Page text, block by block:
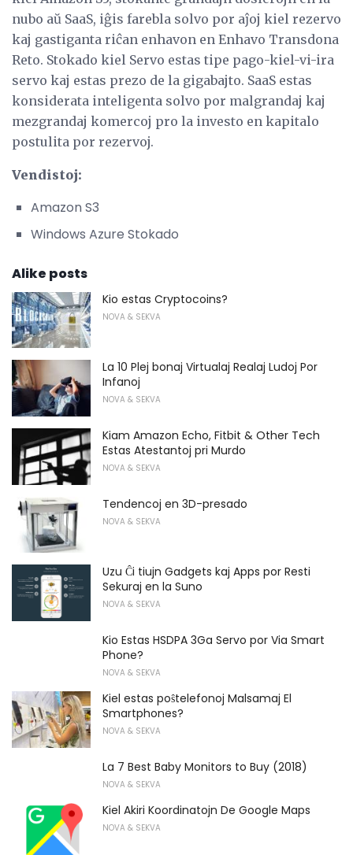
nubo aŭ SaaS, iĝis farebla solvo por aĵoj kiel rezervo
kaj gastiganta riĉan enhavon en Enhavo Transdona
Reto. Stokado kiel Servo estas tipe pago-kiel-vi-ira
servo kaj estas prezo de la gigabajto. SaaS estas
konsiderata inteligenta solvo por malgrandaj kaj
mezgrandaj komercoj pro la investo en kapitalo
postulita por rezervoj.
Vendistoj:
Amazon S3
Windows Azure Stokado
Alike posts
Kio estas Cryptocoins?
NOVA & SEKVA
La 10 Plej bonaj Virtualaj Realaj Ludoj Por
Infanoj
NOVA & SEKVA
Kiam Amazon Echo, Fitbit & Other Tech
Estas Atestantoj pri Murdo
NOVA & SEKVA
Tendencoj en 3D-presado
NOVA & SEKVA
Uzu Ĉi tiujn Gadgets kaj Apps por Resti
Sekuraj en la Suno
NOVA & SEKVA
Kio Estas HSDPA 3Ga Servo por Via Smart
Phone?
NOVA & SEKVA
Kiel estas poŝtelefonoj Malsamaj El
Smartphones?
NOVA & SEKVA
La 7 Best Baby Monitors to Buy (2018)
NOVA & SEKVA
Kiel Akiri Koordinatojn De Google Maps
NOVA & SEKVA